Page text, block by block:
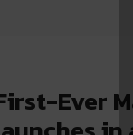
Ever